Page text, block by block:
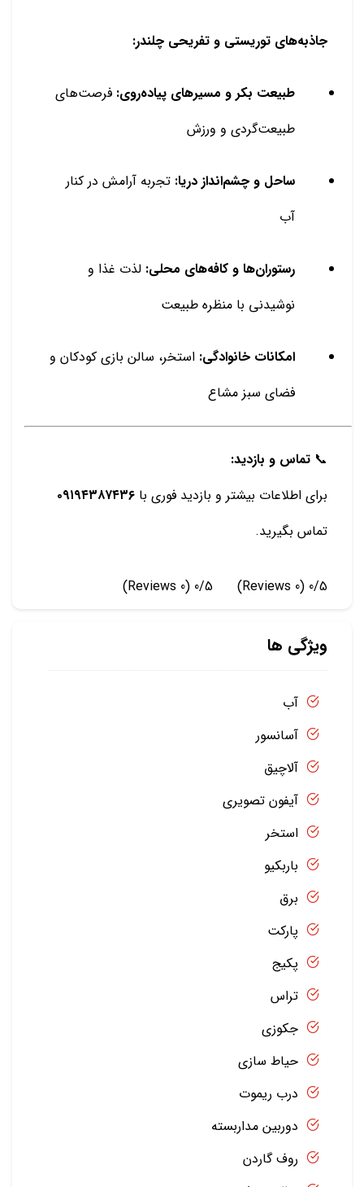
جاذبه‌های توریستی و تفریحی چلندر:
طبیعت بکر و مسیرهای پیاده‌روی: فرصت‌های
طبیعت‌گردی و ورزش
ساحل و چشم‌انداز دریا: تجربه آرامش در کنار
آب
رستوران‌ها و کافه‌های محلی: لذت غذا و
نوشیدنی با منظره طبیعت
امکانات خانوادگی: استخر، سالن بازی کودکان و
فضای سبز مشاع
📞 تماس و بازدید:
برای اطلاعات بیشتر و بازدید فوری با ۰۹۱۹۴۳۸۷۴۳۶
تماس بگیرید.
0/5
(0 Reviews)
0/5
(0 Reviews)
ویژگی ها
آب
آسانسور
آلاچیق
آیفون تصویری
استخر
باربکیو
برق
پارکت
پکیج
تراس
جکوزی
حیاط سازی
درب ریموت
دوربین مداربسته
روف گاردن